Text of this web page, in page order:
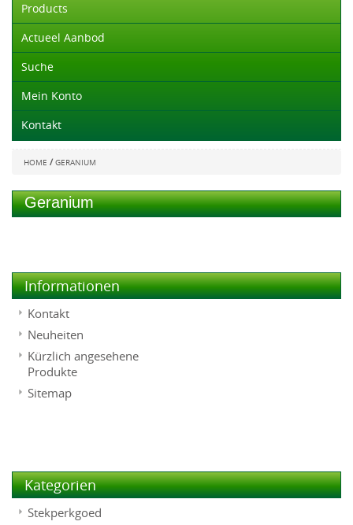
Products
Actueel Aanbod
Suche
Mein Konto
Kontakt
HOME / GERANIUM
Geranium
Informationen
Kontakt
Neuheiten
Kürzlich angesehene
Produkte
Sitemap
Kategorien
Stekperkgoed